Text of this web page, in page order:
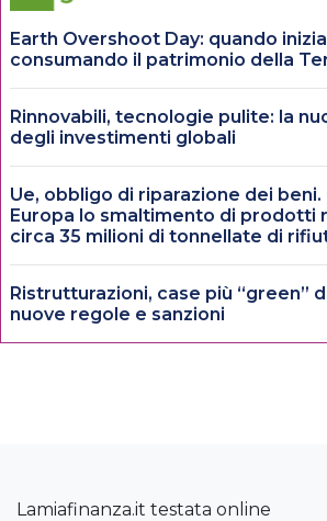
Earth Overshoot Day: quando
consumando il patrimonio della
Rinnovabili, tecnologie pulite: la
degli investimenti globali
Ue, obbligo di riparazione dei beni.
Europa lo smaltimento di prodotti
circa 35 milioni di tonnellate di
Ristrutturazioni, case più “green”
nuove regole e sanzioni
Lamiafinanza.it testata online